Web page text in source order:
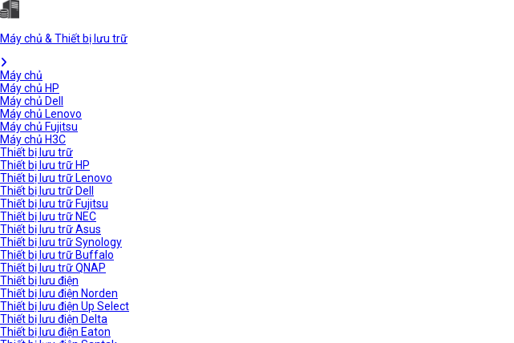
Máy chủ & Thiết bị lưu trữ
Máy chủ
Máy chủ HP
Máy chủ Dell
Máy chủ Lenovo
Máy chủ Fujitsu
Máy chủ H3C
Thiết bị lưu trữ
Thiết bị lưu trữ HP
Thiết bị lưu trữ Lenovo
Thiết bị lưu trữ Dell
Thiết bị lưu trữ Fujitsu
Thiết bị lưu trữ NEC
Thiết bị lưu trữ Asus
Thiết bị lưu trữ Synology
Thiết bị lưu trữ Buffalo
Thiết bị lưu trữ QNAP
Thiết bị lưu điện
Thiết bị lưu điện Norden
Thiết bị lưu điện Up Select
Thiết bị lưu điện Delta
Thiết bị lưu điện Eaton